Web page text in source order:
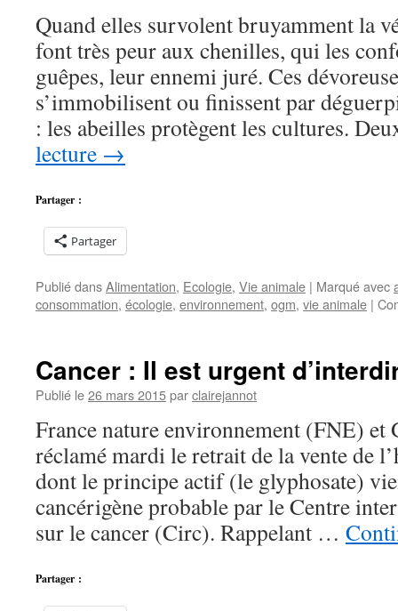
Quand elles survolent bruyamment la
font très peur aux chenilles, qui les
guêpes, leur ennemi juré. Ces
s’immobilisent ou finissent par
: les abeilles protègent les cultures.
lecture →
Partager :
Partager
Publié dansAlimentation, Ecologie, Vie animale | Marqué avec
consommation, écologie, environnement, ogm, vie animale |
Cancer : Il est urgent
Publié le26 mars 2015parclairejannot
France nature environnement (FNE) et
réclamé mardi le retrait de la vente de
dont le principe actif (le glyphosate)
cancérigène probable par le Centre
sur le cancer (Circ). Rappelant …
Partager :